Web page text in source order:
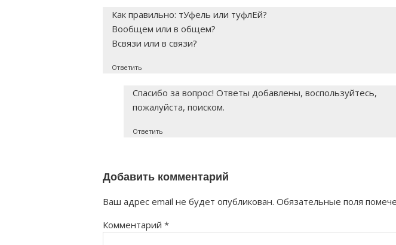
Как правильно: тУфель или туфлЕй?
Вообщем или в общем?
Всвязи или в связи?
Ответить
Спасибо за вопрос! Ответы добавлены, воспользуйтесь,
пожалуйста, поиском.
Ответить
Добавить комментарий
Ваш адрес email не будет опубликован. Обязательные поля
Комментарий *